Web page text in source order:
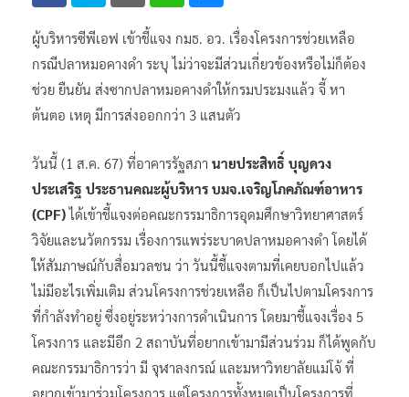
ผู้บริหารซีพีเอฟ เข้าชี้แจง กมธ. อว. เรื่องโครงการช่วยเหลือ
กรณีปลาหมอคางดำ ระบุ ไม่ว่าจะมีส่วนเกี่ยวข้องหรือไม่ก็ต้อง
ช่วย ยืนยัน ส่งซากปลาหมอคางดำให้กรมประมงแล้ว จี้ หา
ต้นตอ เหตุ มีการส่งออกกว่า 3 แสนตัว
วันนี้ (1 ส.ค. 67) ที่อาคารรัฐสภา นายประสิทธิ์ บุญดวง
ประเสริฐ ประธานคณะผู้บริหาร บมจ.เจริญโภคภัณฑ์อาหาร
(CPF)ได้เข้าชี้แจงต่อคณะกรรมาธิการอุดมศึกษาวิทยาศาสตร์
วิจัยและนวัตกรรม เรื่องการแพร่ระบาดปลาหมอคางดำ โดยได้
ให้สัมภาษณ์กับสื่อมวลชน ว่า วันนี้ชี้แจงตามที่เคยบอกไปแล้ว
ไม่มีอะไรเพิ่มเติม ส่วนโครงการช่วยเหลือ ก็เป็นไปตามโครงการ
ที่กำลังทำอยู่ ซึ่งอยู่ระหว่างการดำเนินการ โดยมาชี้แจงเรื่อง 5
โครงการ และมีอีก 2 สถาบันที่อยากเข้ามามีส่วนร่วม ก็ได้พูดกับ
คณะกรรมาธิการว่า มี จุฬาลงกรณ์ และมหาวิทยาลัยแม่โจ้ ที่
อยากเข้ามาร่วมโครงการ แต่โครงการทั้งหมดเป็นโครงการที่